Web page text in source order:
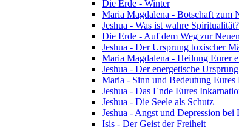
Die Erde - Winter
Maria Magdalena - Botschaft zum
Jeshua - Was ist wahre Spiritualität?
Die Erde - Auf dem Weg zur
Jeshua - Der Ursprung toxischer
Maria Magdalena - Heilung Eurer
Jeshua - Der energetische
Maria - Sinn und Bedeutung Eures
Jeshua - Das Ende Eures
Jeshua - Die Seele als Schutz
Jeshua - Angst und Depression bei
Isis - Der Geist der Freiheit